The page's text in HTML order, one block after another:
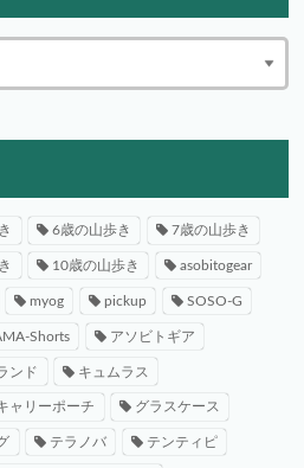
6歳の山歩き 7歳の山歩き
10歳の山歩き asobitogear
myog pickup SOSO-G
Shorts アソビトギア
ンド キュムラス
ャリーポーチ グラスケース
テラノバ テンティピ